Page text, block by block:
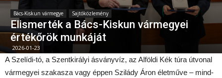
Bács-Kiskun vármegye Sajtóközlemény
Elismerték a Bács-Kiskun vármegyei
értékőrök munkáját
2026-01-23
A Szelídi-tó, a Szentkirályi ásványvíz, az Alföldi Kék túra útvonal
vármegyei szakasza vagy éppen Szilády Áron életműve – mind-